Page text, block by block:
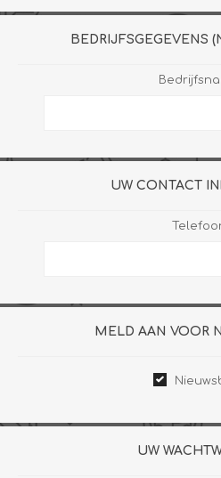
BEDRIJFSGEGEVENS
UW CONTACT
MELD AAN VOOR
UW